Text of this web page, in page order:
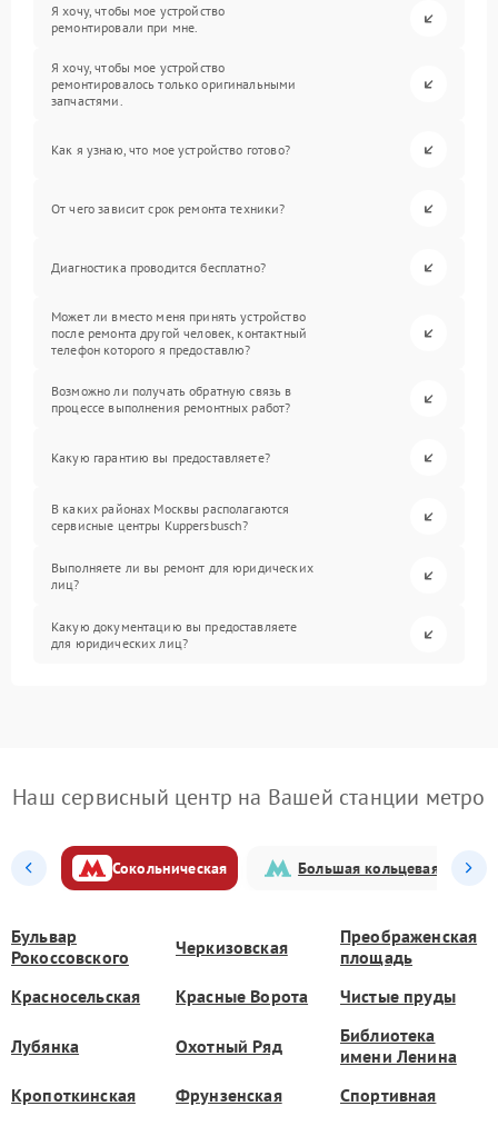
Я хочу, чтобы мое устройство
ремонтировали при мне.
Я хочу, чтобы мое устройство
ремонтировалось только оригинальными
запчастями.
Как я узнаю, что мое устройство готово?
От чего зависит срок ремонта техники?
Диагностика проводится бесплатно?
Может ли вместо меня принять устройство
после ремонта другой человек, контактный
телефон которого я предоставлю?
Возможно ли получать обратную связь в
процессе выполнения ремонтных работ?
Какую гарантию вы предоставляете?
В каких районах Москвы располагаются
сервисные центры Kuppersbusch?
Выполняете ли вы ремонт для юридических
лиц?
Какую документацию вы предоставляете
для юридических лиц?
Наш сервисный центр на Вашей станции метро
Сокольническая Большая кольцевая
Бульвар
Рокоссовского
Черкизовская
Преображенская
площадь
Красносельская
Красные Ворота Чистые пруды
Лубянка Охотный Ряд
Библиотека
имени Ленина
Кропоткинская
Фрунзенская
Спортивная